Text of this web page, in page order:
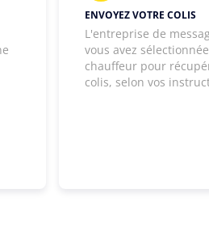
ENVOYEZ VOTRE COLIS
L'entreprise de
vous avez
chauffeur pour
colis, selon vos